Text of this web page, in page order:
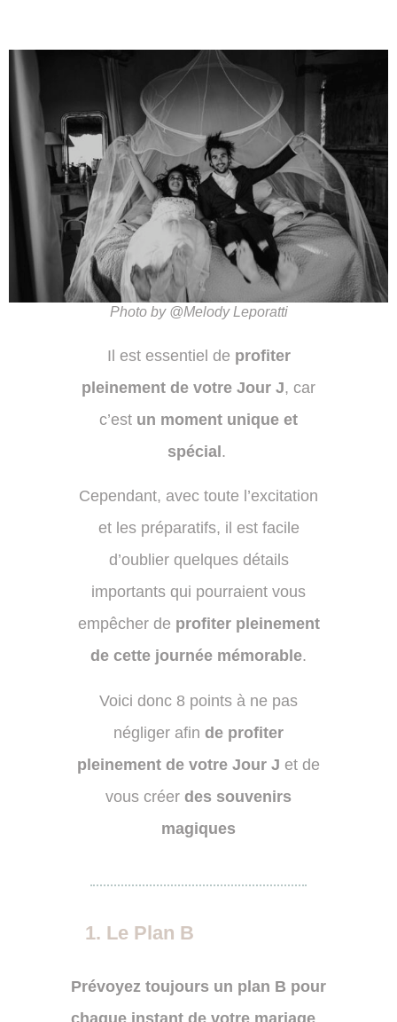
Photo by @Melody Leporatti
Il est essentiel de profiter
pleinement de votre Jour J, car
c’est un moment unique et
spécial.
Cependant, avec toute l’excitation
et les préparatifs, il est facile
d’oublier quelques détails
importants qui pourraient vous
empêcher de profiter pleinement
de cette journée mémorable.
Voici donc 8 points à ne pas
négliger afin de profiter
pleinement de votre Jour J et de
vous créer des souvenirs
magiques
Le Plan B
Prévoyez toujours un plan B pour